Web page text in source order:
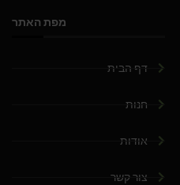
מפת האתר
דף הבית
חנות
אודות
צור קשר